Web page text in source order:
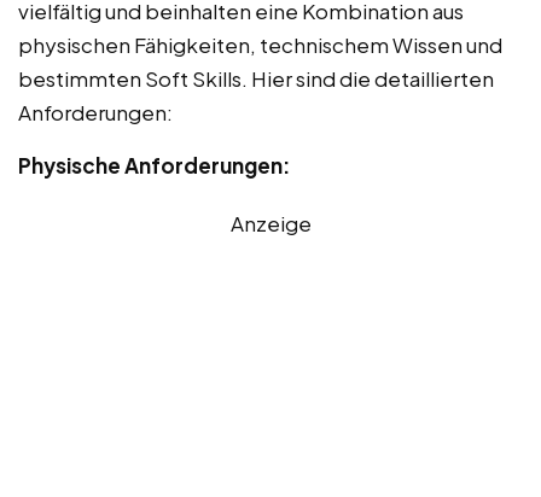
vielfältig und beinhalten eine Kombination aus
physischen Fähigkeiten, technischem Wissen und
bestimmten Soft Skills. Hier sind die detaillierten
Anforderungen:
Physische Anforderungen:
Anzeige